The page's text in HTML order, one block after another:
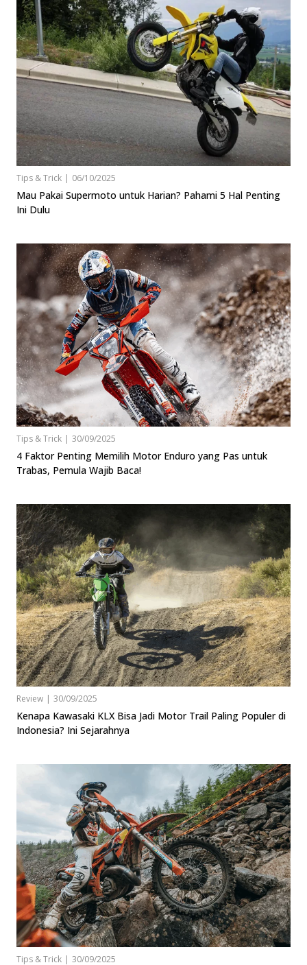
Tips & Trick | 06/10/2025
Mau Pakai Supermoto untuk Harian? Pahami 5 Hal Penting
Ini Dulu
Tips & Trick | 30/09/2025
4 Faktor Penting Memilih Motor Enduro yang Pas untuk
Trabas, Pemula Wajib Baca!
Review | 30/09/2025
Kenapa Kawasaki KLX Bisa Jadi Motor Trail Paling Populer di
Indonesia? Ini Sejarahnya
Tips & Trick | 30/09/2025